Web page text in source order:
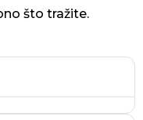
što tražite.